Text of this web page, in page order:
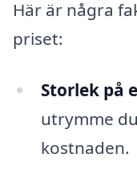
Här är några
priset:
Storlek på
utrymme
kostnaden.